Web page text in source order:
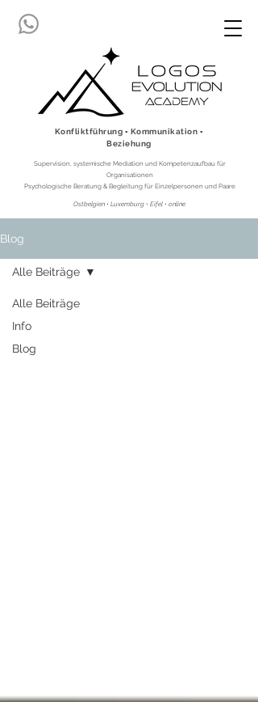
Ostbelgien • Luxemburg • Eifel • online
Konfliktführung ▪ Kommunikation ▪
Beziehung
Supervision, systemische Mediation und Kompetenzaufbau für
Organisationen
Psychologische Beratung & Begleitung für Einzelpersonen und Paare
Blog
Alle Beiträge
Info
Blog
Alle Beiträge